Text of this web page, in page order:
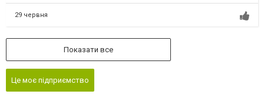
29 червня
Показати все
Це моє підприємство